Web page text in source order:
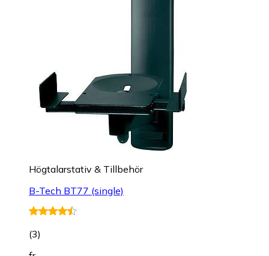
Högtalarstativ & Tillbehör
B-Tech BT77 (single)
(3)